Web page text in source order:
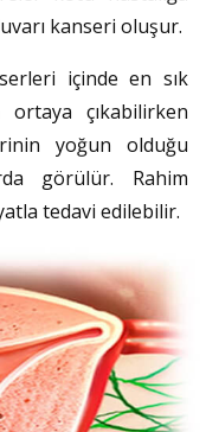
kanseri oluşur.
içinde en sık
çıkabilirken
yoğun olduğu
görülür. Rahim
tedavi edilebilir.